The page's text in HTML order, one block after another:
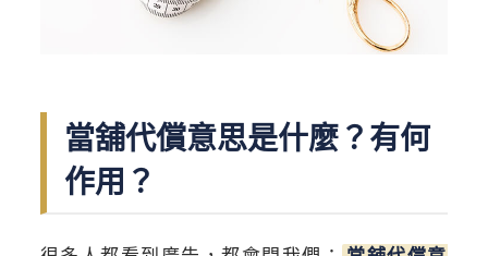
當舖代償意思是什麼？有何
作用？